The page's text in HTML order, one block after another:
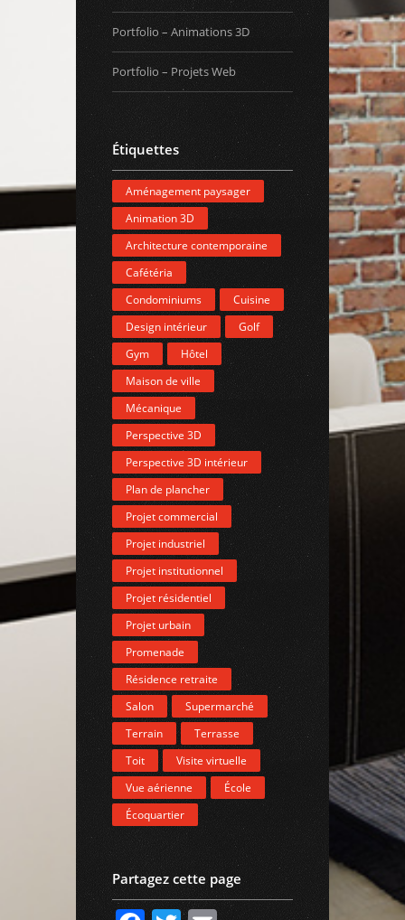
Portfolio – Animations 3D
Portfolio – Projets Web
Étiquettes
Aménagement paysager
Animation 3D
Architecture contemporaine
Cafétéria
Condominiums
Cuisine
Design intérieur
Golf
Gym
Hôtel
Maison de ville
Mécanique
Perspective 3D
Perspective 3D intérieur
Plan de plancher
Projet commercial
Projet industriel
Projet institutionnel
Projet résidentiel
Projet urbain
Promenade
Résidence retraite
Salon
Supermarché
Terrain
Terrasse
Toit
Visite virtuelle
Vue aérienne
École
Écoquartier
Partagez cette page